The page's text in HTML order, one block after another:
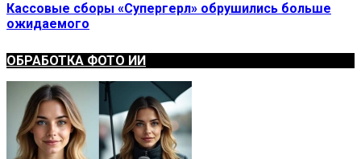
Кассовые сборы «Супергерл» обрушились больше
ожидаемого
ОБРАБОТКА ФОТО ИИ